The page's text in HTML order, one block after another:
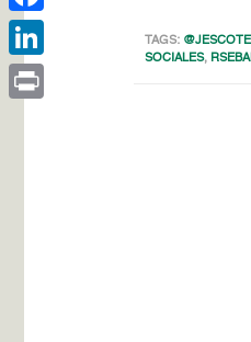
TAGS: @JESCOTET
SOCIALES,
Facebook
LinkedIn